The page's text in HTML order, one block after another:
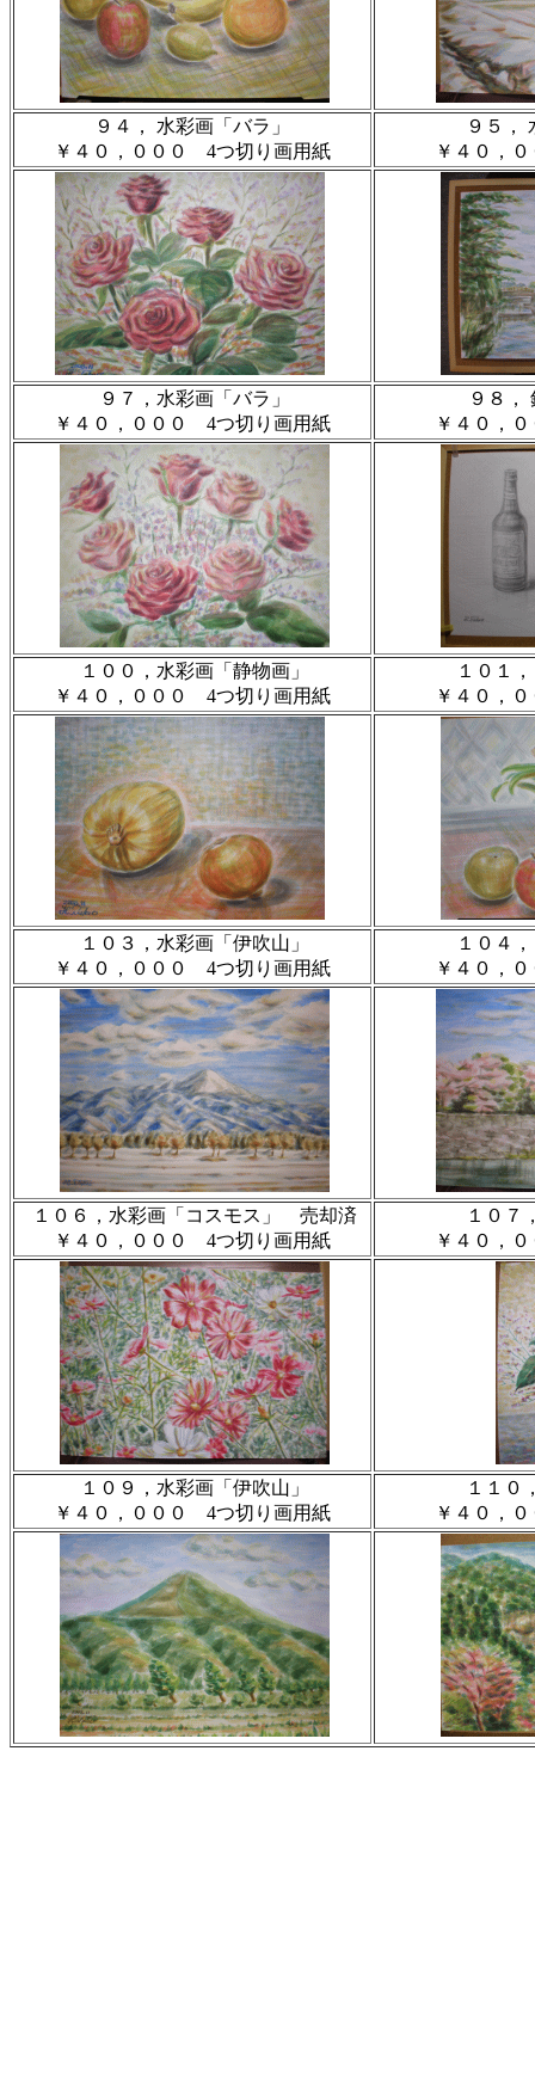
９４， 水彩画「バラ」
￥４０，０００ 4つ切り画用紙
９５，
￥４０，
９７，水彩画「バラ」
￥４０，０００ 4つ切り画用紙
９８，
￥４０，
１００，水彩画「静物画」
￥４０，０００ 4つ切り画用紙
１０１
￥４０，
１０３，水彩画「伊吹山」
￥４０，０００ 4つ切り画用紙
１０４
￥４０，
１０６，水彩画「コスモス」 売却済
￥４０，０００ 4つ切り画用紙
１０７
￥４０，
１０９，水彩画「伊吹山」
￥４０，０００ 4つ切り画用紙
１１０
￥４０，